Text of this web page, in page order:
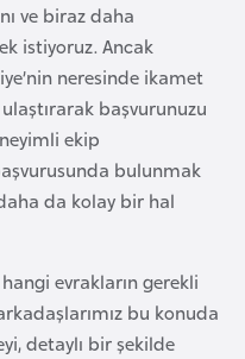
ve biraz daha
istiyoruz. Ancak
neresinde ikamet
başvurunuzu
ekip
bulunmak
da kolay bir hal
evrakların gerekli
bu konuda
detaylı bir şekilde